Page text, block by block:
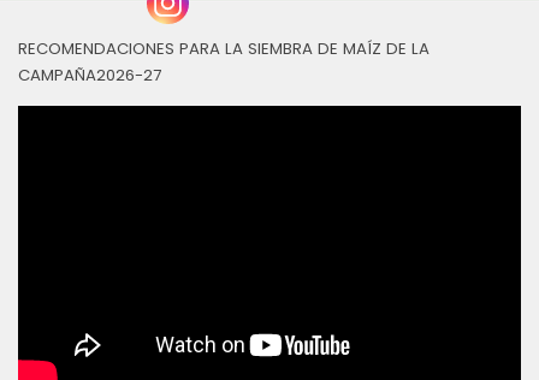
RECOMENDACIONES PARA LA SIEMBRA DE MAÍZ DE LA
CAMPAÑA2026-27